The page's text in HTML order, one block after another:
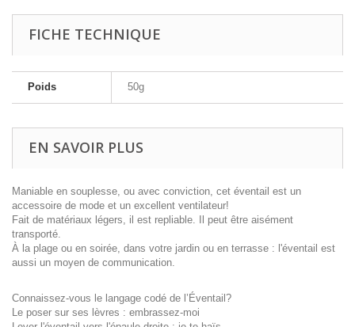
FICHE TECHNIQUE
Poids 50g
EN SAVOIR PLUS
Maniable en souplesse, ou avec conviction, cet éventail est un
accessoire de mode et un excellent ventilateur!
Fait de matériaux légers, il est repliable. Il peut être aisément
transporté.
À la plage ou en soirée, dans votre jardin ou en terrasse : l'éventail est
aussi un moyen de communication.
Connaissez-vous le langage codé de l’Éventail?
Le poser sur ses lèvres : embrassez-moi